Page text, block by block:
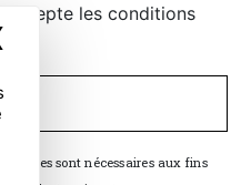
les conditions
sont nécessaires aux fins